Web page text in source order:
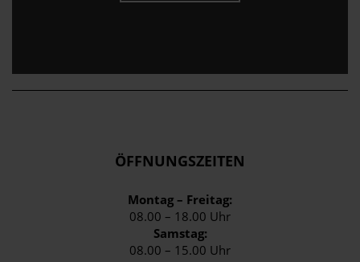
ÖFFNUNGSZEITEN
Montag – Freitag:
08.00 – 18.00 Uhr
Samstag:
08.00 – 15.00 Uhr